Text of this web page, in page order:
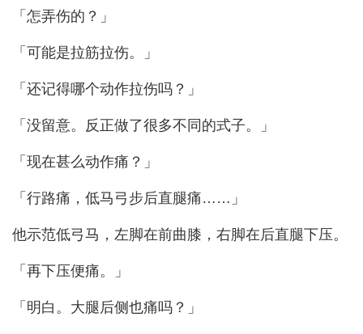
「怎弄伤的？」
「可能是拉筋拉伤。」
「还记得哪个动作拉伤吗？」
「没留意。反正做了很多不同的式子。」
「现在甚么动作痛？」
「行路痛，低马弓步后直腿痛……」
他示范低弓马，左脚在前曲膝，右脚在后直腿下压。
「再下压便痛。」
「明白。大腿后侧也痛吗？」